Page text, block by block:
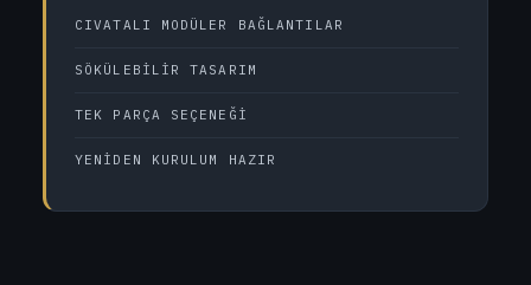
CIVATALI MODÜLER BAĞLANTILAR
SÖKÜLEBILIR TASARIM
TEK PARÇA SEÇENEĞI
YENIDEN KURULUM HAZIR